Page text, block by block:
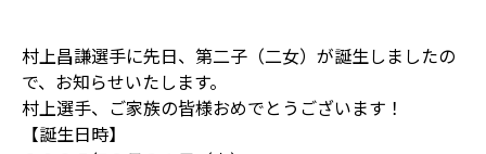
村上昌謙選手に先日、第二子（二女）が誕生しましたの
で、お知らせいたします。
村上選手、ご家族の皆様おめでとうございます！
【誕生日時】